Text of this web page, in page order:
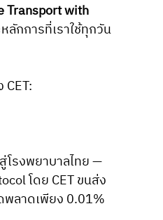
Transport with
ลักการที่เราใช้ทุกวัน
รงพยาบาลไทย —
โดย CET ขนส่ง
ลาดเพียง 0.01%